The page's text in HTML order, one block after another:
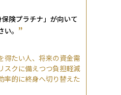
険プラチナ」が向いて
。 ”
得たい人、将来の資金需
スクに備えつつ負担軽減
率的に終身へ切り替えた